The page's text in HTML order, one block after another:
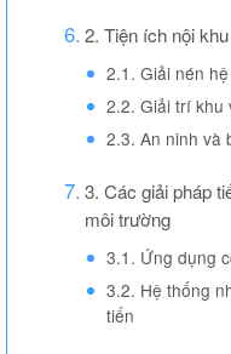
2. Tiện ích nội
2.1. Giải nén
2.2. Giải trí khu
2.3. An ninh và
3. Các giải pháp
môi trường
3.1. Ứng dụng
3.2. Hệ thống
tiến